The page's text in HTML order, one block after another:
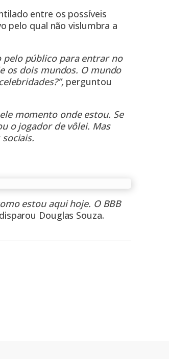
entre os possíveis
pelo qual não vislumbra a
pelo público para entrar no
os dois mundos. O mundo
perguntou
momento onde estou. Se
o jogador de vôlei. Mas
estou aqui hoje. O BBB
Douglas Souza.